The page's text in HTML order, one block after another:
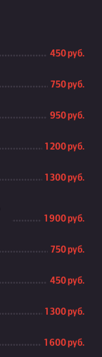
450 руб.
750 руб.
950 руб.
1 200 руб.
1 300 руб.
1 900 руб.
750 руб.
450 руб.
1 300 руб.
1 600 руб.